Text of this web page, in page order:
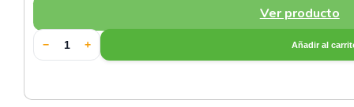
Vajilla de Fibra de Bambú
Ver producto
− + Añadir al